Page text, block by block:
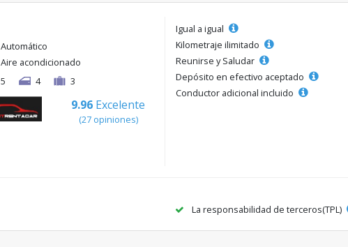
Automático
Aire acondicionado
5
4 3
9.96 Excelente
(27 opiniones)
Igual a igual
Kilometraje ilimitado
Reunirse y Saludar
Depósito en efectivo aceptado
Conductor adicional incluido
La responsabilidad de terceros(TPL)